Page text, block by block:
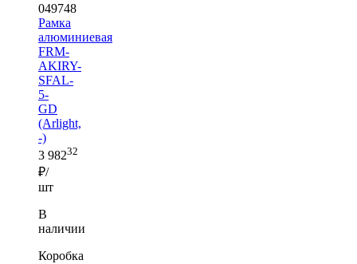
049748
Рамка
алюминиевая
FRM-
AKIRY-
SFAL-
5-
GD
(Arlight,
-)
3 98232
₽/
шт
В
наличии
Коробка